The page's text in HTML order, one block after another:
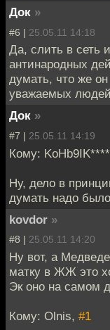
Док »
#6 | 25.05.11 14:18
Да, слить в сеть
антинародных
думать, что же
уважаемых
Док »
#7 | 25.05.11 14:19
Кому:
Ну, дело в
думать надо
kovdor »
#8 | 25.05.11 14:20
Ну вот, а
матку в ЖЖ это
Эк оно на самом
Кому: Olnis, #1